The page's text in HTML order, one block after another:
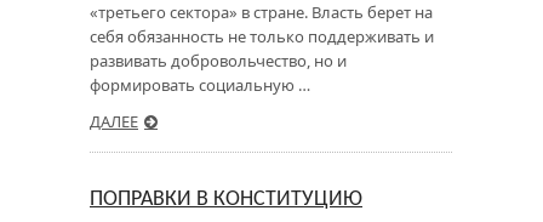
«третьего сектора» в стране. Власть берет на
себя обязанность не только поддерживать и
развивать добровольчество, но и
формировать социальную …
ДАЛЕЕ
ПОПРАВКИ В КОНСТИТУЦИЮ